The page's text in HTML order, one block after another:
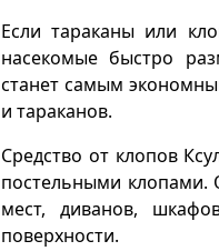
Если тараканы или
насекомые быстро
станет самым
и тараканов.
Средство от клопов
постельными клопами.
мест, диванов,
поверхности.